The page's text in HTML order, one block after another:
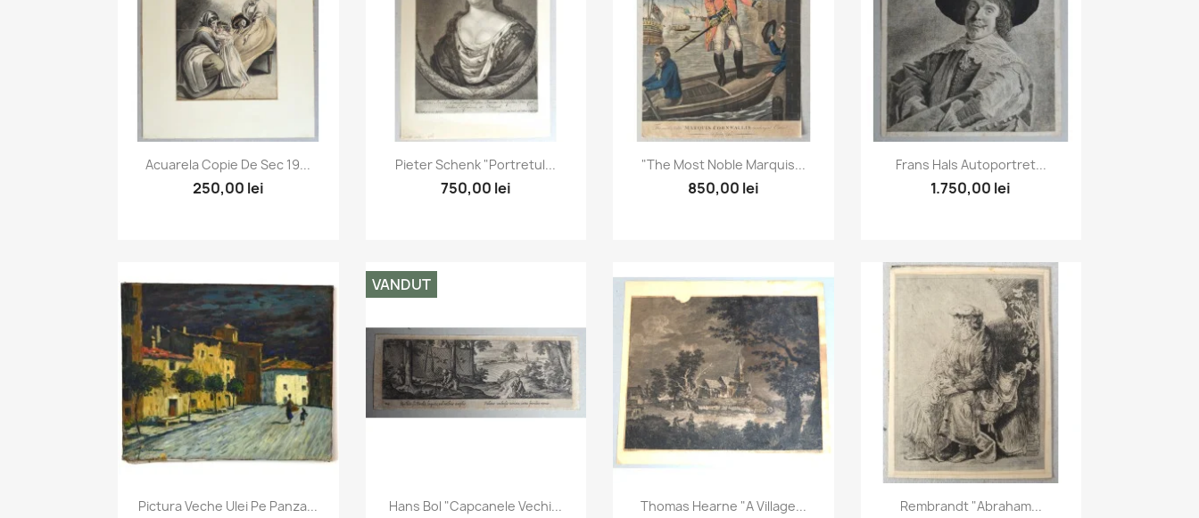
Vizualizare rapida
Acuarela Copie De Sec 19...
250,00 lei
Vizualizare rapida
Pieter Schenk "Portretul...
750,00 lei
 Vizualizare rapida
"The Most Noble Marquis...
850,00 lei
Vizualizare rapida
Frans Hals Autoportret...
1.750,00 lei
Vizualizare rapida
Pictura Veche Ulei Pe Panza...  Vizualizare rapida
Hans Bol "Capcanele Vechi...
VANDUT
Vizualizare rapida
Thomas Hearne "A Village... Vizualizare rapida
Rembrandt "Abraham...